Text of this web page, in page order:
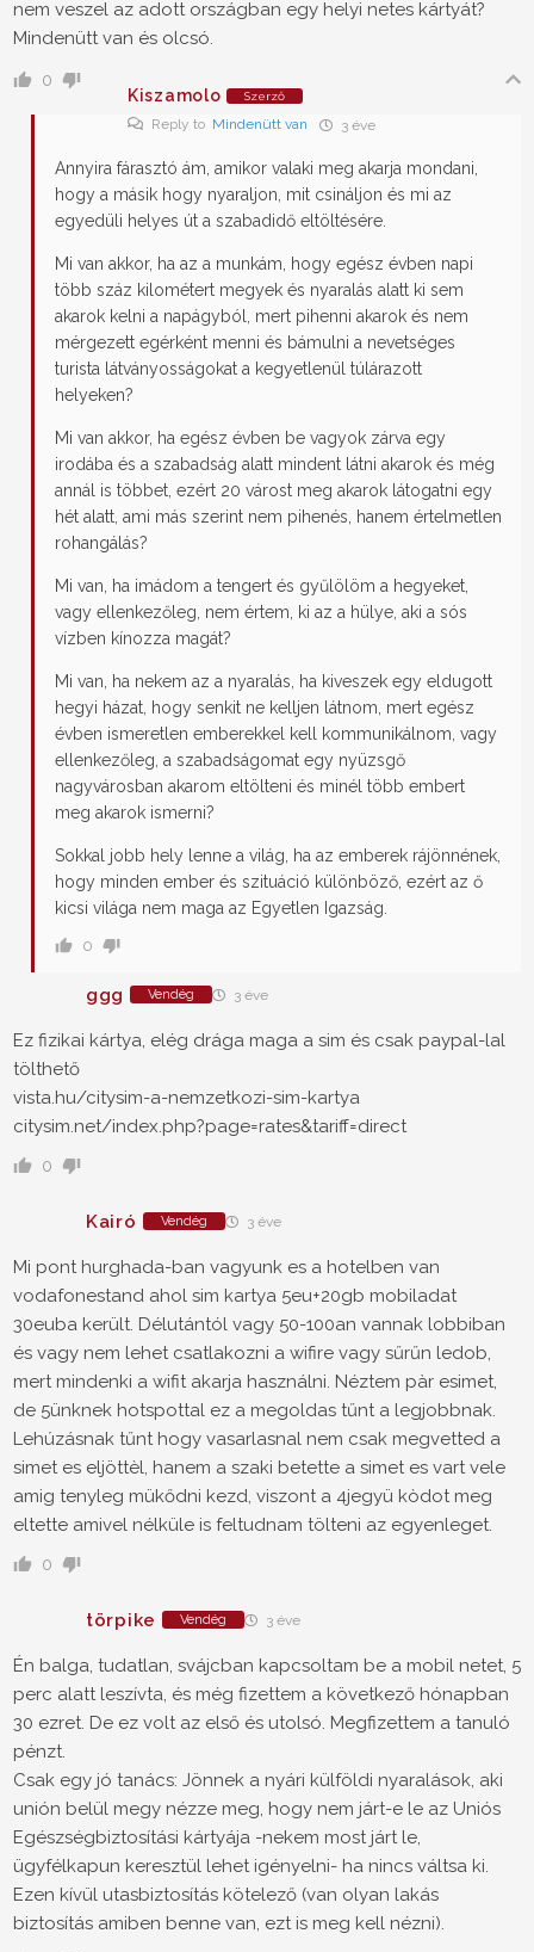
nem veszel az adott országban egy helyi netes kártyát?
Mindenütt van és olcsó.
0
Kiszamolo
Szerző
Reply to Mindenütt van 3 éve
Annyira fárasztó ám, amikor valaki meg akarja mondani,
hogy a másik hogy nyaraljon, mit csináljon és mi az
egyedüli helyes út a szabadidő eltöltésére.
Mi van akkor, ha az a munkám, hogy egész évben napi
több száz kilométert megyek és nyaralás alatt ki sem
akarok kelni a napágyból, mert pihenni akarok és nem
mérgezett egérként menni és bámulni a nevetséges
turista látványosságokat a kegyetlenül túlárazott
helyeken?
Mi van akkor, ha egész évben be vagyok zárva egy
irodába és a szabadság alatt mindent látni akarok és még
annál is többet, ezért 20 várost meg akarok látogatni egy
hét alatt, ami más szerint nem pihenés, hanem értelmetlen
rohangálás?
Mi van, ha imádom a tengert és gyűlölöm a hegyeket,
vagy ellenkezőleg, nem értem, ki az a hülye, aki a sós
vízben kínozza magát?
Mi van, ha nekem az a nyaralás, ha kiveszek egy eldugott
hegyi házat, hogy senkit ne kelljen látnom, mert egész
évben ismeretlen emberekkel kell kommunikálnom, vagy
ellenkezőleg, a szabadságomat egy nyüzsgő
nagyvárosban akarom eltölteni és minél több embert
meg akarok ismerni?
Sokkal jobb hely lenne a világ, ha az emberek rájönnének,
hogy minden ember és szituáció különböző, ezért az ő
kicsi világa nem maga az Egyetlen Igazság.
0
ggg Vendég 3 éve
Ez fizikai kártya, elég drága maga a sim és csak paypal-lal
tölthető
vista.hu/citysim-a-nemzetkozi-sim-kartya
citysim.net/index.php?page=rates&tariff=direct
0
Kairó Vendég 3 éve
Mi pont hurghada-ban vagyunk es a hotelben van
vodafonestand ahol sim kartya 5eu+20gb mobiladat
30euba került. Délutántól vagy 50-100an vannak lobbiban
és vagy nem lehet csatlakozni a wifire vagy sűrűn ledob,
mert mindenki a wifit akarja használni. Néztem pàr esimet,
de 5ünknek hotspottal ez a megoldas tűnt a legjobbnak.
Lehúzásnak tűnt hogy vasarlasnal nem csak megvetted a
simet es eljöttèl, hanem a szaki betette a simet es vart vele
amig tenyleg mükődni kezd, viszont a 4jegyü kòdot meg
eltette amivel nélküle is feltudnam tölteni az egyenleget.
0
törpike Vendég 3 éve
Én balga, tudatlan, svájcban kapcsoltam be a mobil netet, 5
perc alatt leszívta, és még fizettem a következő hónapban
30 ezret. De ez volt az első és utolsó. Megfizettem a tanuló
pénzt.
Csak egy jó tanács: Jönnek a nyári külföldi nyaralások, aki
unión belül megy nézze meg, hogy nem járt-e le az Uniós
Egészségbiztosítási kártyája -nekem most járt le,
ügyfélkapun keresztül lehet igényelni- ha nincs váltsa ki.
Ezen kívül utasbiztosítás kötelező (van olyan lakás
biztosítás amiben benne van, ezt is meg kell nézni).